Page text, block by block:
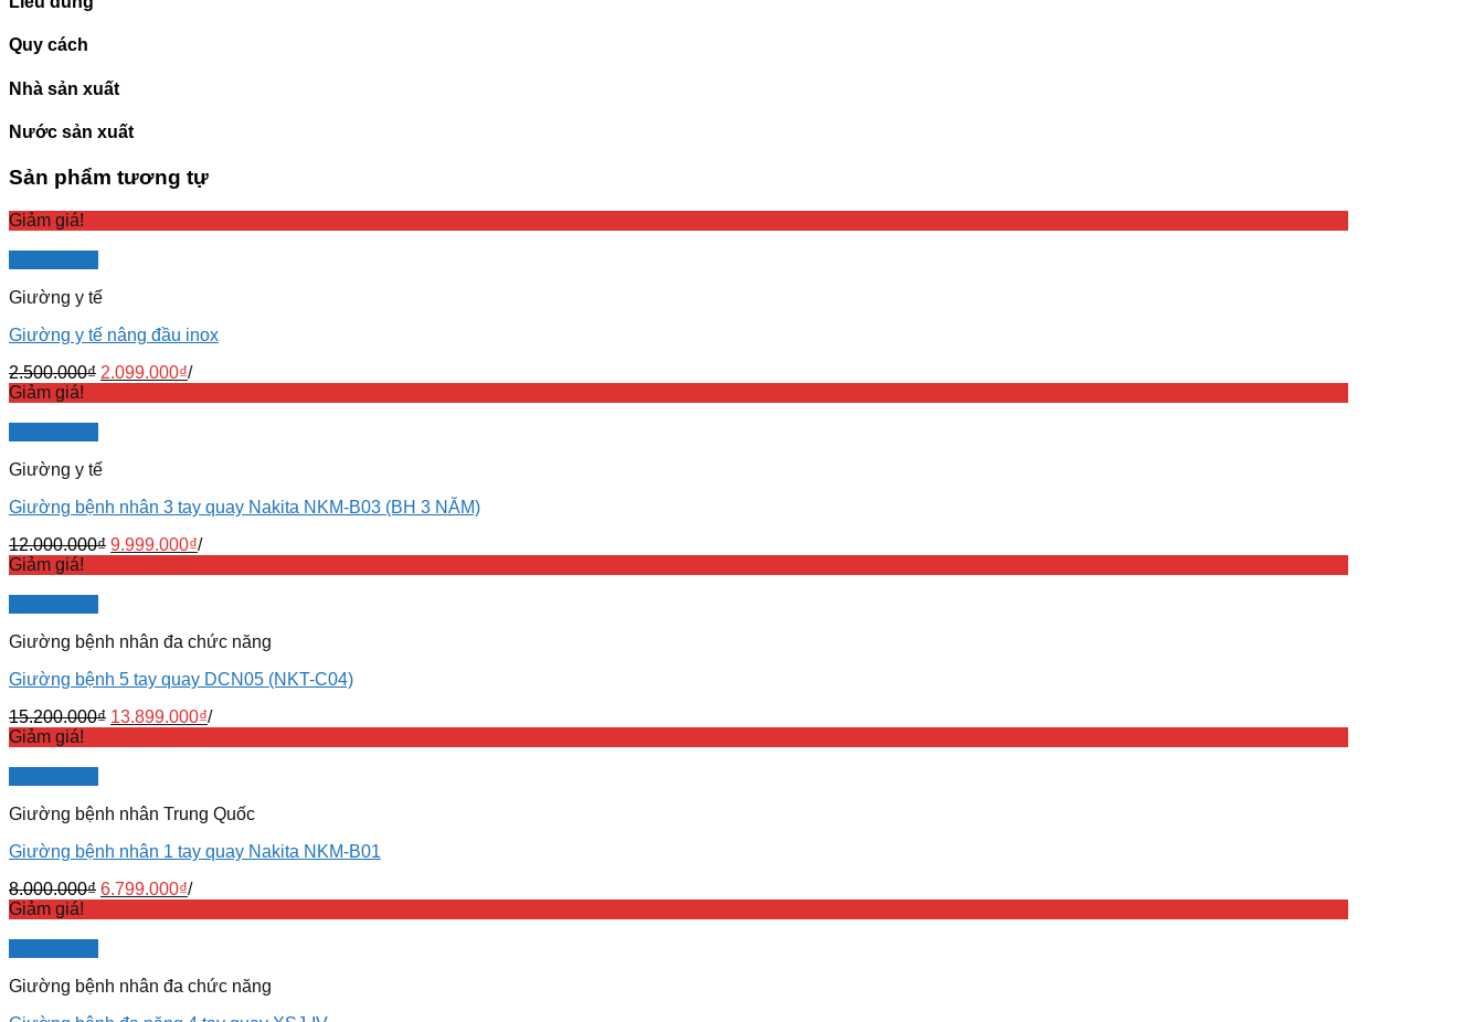
Quy cách
Nhà sản xuất
Nước sản xuất
Sản phẩm tương tự
Giảm giá!
Giường y tế
Giường y tế nâng đầu inox
2.500.000₫ 2.099.000₫/
Giảm giá!
Giường y tế
Giường bệnh nhân 3 tay quay Nakita NKM-B03 (BH 3 NĂM)
12.000.000₫ 9.999.000₫/
Giảm giá!
Giường bệnh nhân đa chức năng
Giường bệnh 5 tay quay DCN05 (NKT-C04)
15.200.000₫ 13.899.000₫/
Giảm giá!
Giường bệnh nhân Trung Quốc
Giường bệnh nhân 1 tay quay Nakita NKM-B01
8.000.000₫ 6.799.000₫/
Giảm giá!
Giường bệnh nhân đa chức năng